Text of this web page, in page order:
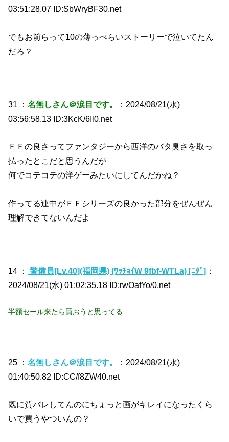
03:51:28.07 ID:SbWryBF30.net
でもお前らって10の薄っぺらいストーリーで泣いてたん
だろ？
31 ：名無しさん＠涙目です。
：2024/08/21(水)
03:56:58.13 ID:3KcK/6Il0.net
ＦＦの良さってファンタジーから西洋のバタ臭さを取っ
払ったとこだと思うんだが
何でコテコテの洋ゲーみたいにしてんだかね？
作ってる連中がＦＦシリーズの良かった部分をぜんぜん
理解できてないんだよ
14 ： 警備員[Lv.40](福岡県) (ﾜｯﾁｮｲW 9fbf-WTLa) [ﾆﾀﾞ] ：
2024/08/21(水) 01:02:35.18 ID:rwOafYo/0.net
半額セール来たら買おうと思ってる
25 ：名無しさん＠涙目です。
：2024/08/21(水)
01:40:50.82 ID:CC/f8ZW40.net
既に質バレしてんのにちょっと画がキレイになったくら
いで買うやついんの？